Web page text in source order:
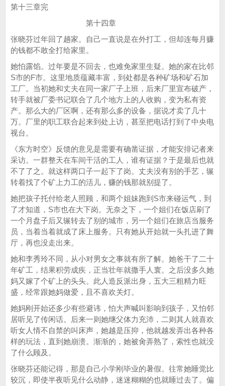
第十三章完
第十四章
张晓芬过年回了趟家。自己一直说是在外打工，但却连每月赚
的钱都不敢全打给家里。
她怕露馅。过年要是不回去，也难免家里生疑。她的家在比邻
S市的F市。这里地质蕴藏丰富，到处都是各种矿场和矿石加
工厂。当初她和丈夫在同一家厂子上班，后来厂里宣布破产，
转手就被厂委书记联合了几个地方上的人收购，变为私有资
产。那么大的厂区啊，还有那么多的设备，据说才卖了几十
万。厂里的职工联合起来到处上访，甚至把电话打到了中央电
视台。
《东方时空》反馈的意见是需要有确凿证据，才能安排记者来
采访。一群整天在车间干活的工人，谁有证据？于是最后也就
不了了之。就这样两口子一起下了岗。丈夫没有别的手艺，辗
转着找了个矿上力工的活儿，赚的钱那就别提了。
她把孩子托付给老人照顾，和两个姐妹跑到S市来碰运气，到
了才知道，S市也在大下岗。无奈之下，一个姐们在饭店刷了
一个月盘子后又辗转去了别的城市，另一个姐们在旅店当服务
员，当着当着就成了床上服务。只有她从开始就一头扎进了舞
厅，再也没走出来。
她和李秀玲不同，从小对男女之事就有所了解。她爸干了二十
年矿工，结果积劳成疾，正当壮年就撒手人寰。之后没多久她
妈又嫁了个矿上的头头。此人造反派出身，五大三粗精力旺
盛，经常跟她妈做爱，且不喜欢关灯。
她妈刚开始还多少有些避讳，怕大声喊叫影响到孩子，又怕邻
居听见了传闲话。后来一则她继父体力充沛，二则其人就喜欢
听女人情不自禁的叫床声，她越是压抑，他就越发弄出各种各
样的玩法，直到她崩溃。渐渐的，她被肏弄熟了，索性也就没
了什么顾及。
张晓芬还能记得，那是自己小学刚毕业的暑假。往常她睡觉比
较沉，即使半夜听见什么动静，迷迷糊糊的也就睡过去了。偏